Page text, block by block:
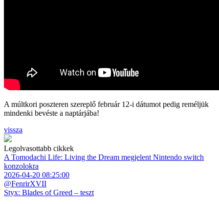
A múltkori poszteren szereplő február 12-i dátumot pedig reméljük
mindenki bevéste a naptárjába!
vissza
Legolvasottabb cikkek
A Tomodachi Life: Living the Dream megjelent Nintendo switch
konzolokra
2026-04-20 08:25:00
@FenrirXVII
Styx: Blades of Greed – teszt